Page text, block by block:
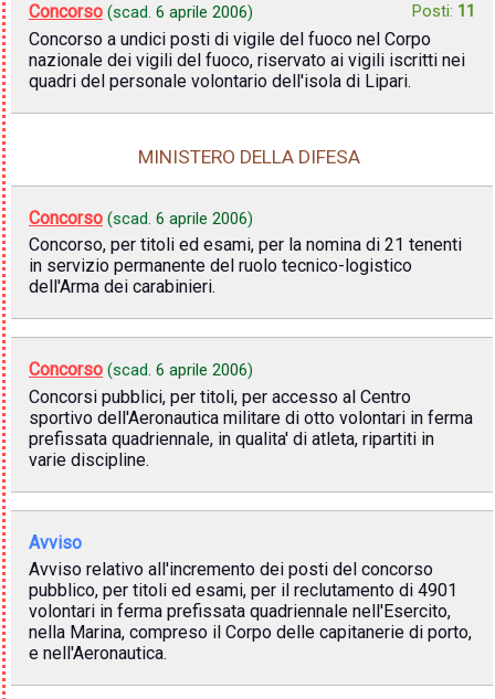
Concorso (scad. 6 aprile 2006) Posti: 11
Concorso a undici posti di vigile del fuoco nel Corpo
nazionale dei vigili del fuoco, riservato ai vigili iscritti nei
quadri del personale volontario dell'isola di Lipari.
MINISTERO DELLA DIFESA
Concorso (scad. 6 aprile 2006)
Concorso, per titoli ed esami, per la nomina di 21 tenenti
in servizio permanente del ruolo tecnico-logistico
dell'Arma dei carabinieri.
Concorso (scad. 6 aprile 2006)
Concorsi pubblici, per titoli, per accesso al Centro
sportivo dell'Aeronautica militare di otto volontari in ferma
prefissata quadriennale, in qualita' di atleta, ripartiti in
varie discipline.
Avviso
Avviso relativo all'incremento dei posti del concorso
pubblico, per titoli ed esami, per il reclutamento di 4901
volontari in ferma prefissata quadriennale nell'Esercito,
nella Marina, compreso il Corpo delle capitanerie di porto,
e nell'Aeronautica.